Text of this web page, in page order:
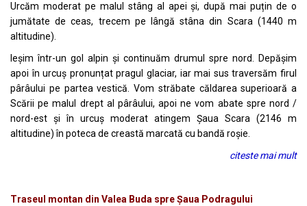
Urcăm moderat pe malul stâng al apei și, după mai puțin de o
jumătate de ceas, trecem pe lângă stâna din Scara (1440 m
altitudine).
Ieșim într-un gol alpin și continuăm drumul spre nord. Depășim
apoi în urcuș pronunțat pragul glaciar, iar mai sus traversăm firul
pârâului pe partea vestică. Vom străbate căldarea superioară a
Scării pe malul drept al pârâului, apoi ne vom abate spre nord /
nord-est și în urcuș moderat atingem Șaua Scara (2146 m
altitudine) în poteca de creastă marcată cu bandă roșie.
citeste mai mult
Traseul montan din Valea Buda spre Șaua Podragului